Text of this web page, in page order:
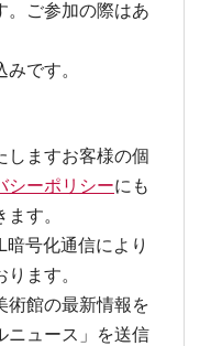
。ご参加の際はあ
です。
しますお客様の個
シーポリシーにも
す。
号化通信により
ます。
術館の最新情報を
ニュース」を送信